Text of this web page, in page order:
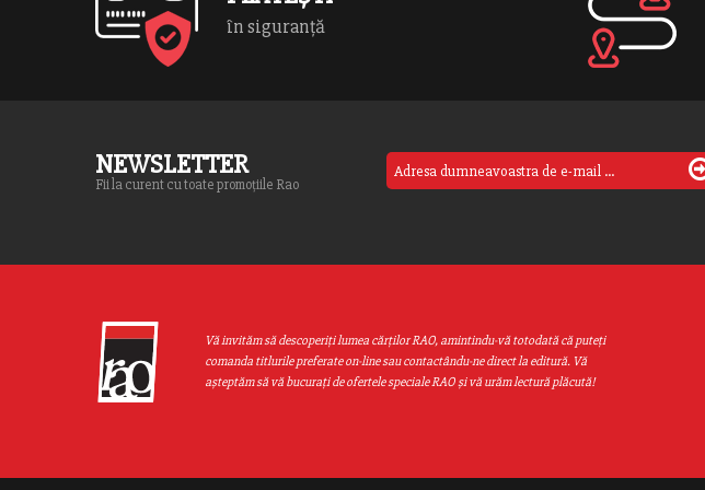
în siguranță
NEWSLETTER
Fii la curent cu toate promoțiile Rao
Vă invităm să descoperiţi lumea cărţilor RAO, amintindu-vă totodată că puteţi
comanda titlurile preferate on-line sau contactându-ne direct la editură. Vă
aşteptăm să vă bucuraţi de ofertele speciale RAO şi vă urăm lectură plăcută!